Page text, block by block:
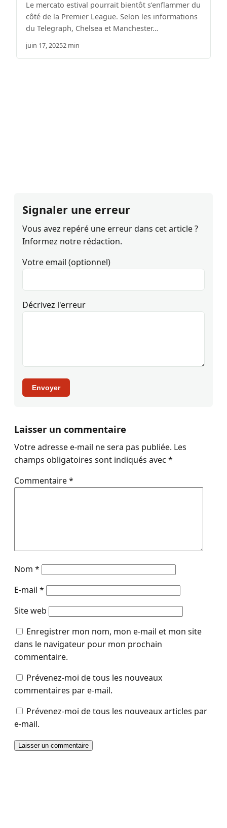
Le mercato estival pourrait bientôt s’enflammer du
côté de la Premier League. Selon les informations
du Telegraph, Chelsea et Manchester…
juin 17, 20252 min
Signaler une erreur
Vous avez repéré une erreur dans cet article ?
Informez notre rédaction.
Votre email (optionnel)
Décrivez l'erreur
Envoyer
Laisser un commentaire
Votre adresse e-mail ne sera pas publiée. Les
champs obligatoires sont indiqués avec *
Commentaire*
Nom *
E-mail *
Site web
Enregistrer mon nom, mon e-mail et mon site
dans le navigateur pour mon prochain
commentaire.
Prévenez-moi de tous les nouveaux
commentaires par e-mail.
Prévenez-moi de tous les nouveaux articles par
e-mail.